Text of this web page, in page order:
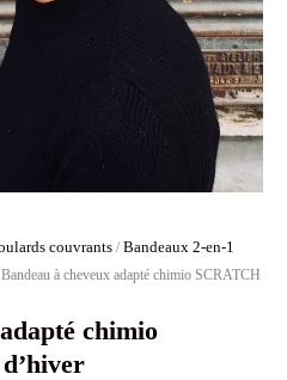
couvrants / Bandeaux 2-en-1
à cheveux adapté chimio SCRATCH
chimio